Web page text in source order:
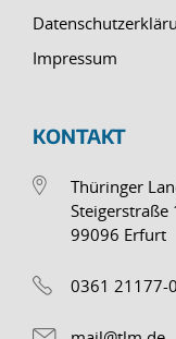
Impressum
KONTAKT
Thüringer
Steigerstraße
99096 Erfurt
0361 21177-0